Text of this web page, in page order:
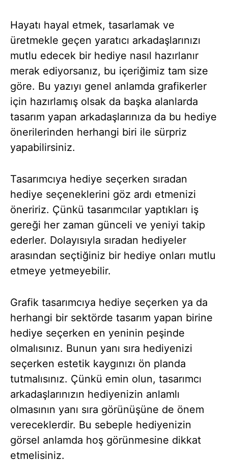
Hayatı hayal etmek, tasarlamak ve
üretmekle geçen yaratıcı arkadaşlarınızı
mutlu edecek bir hediye nasıl hazırlanır
merak ediyorsanız, bu içeriğimiz tam size
göre. Bu yazıyı genel anlamda grafikerler
için hazırlamış olsak da başka alanlarda
tasarım yapan arkadaşlarınıza da bu hediye
önerilerinden herhangi biri ile sürpriz
yapabilirsiniz.
Tasarımcıya hediye seçerken sıradan
hediye seçeneklerini göz ardı etmenizi
öneririz. Çünkü tasarımcılar yaptıkları iş
gereği her zaman günceli ve yeniyi takip
ederler. Dolayısıyla sıradan hediyeler
arasından seçtiğiniz bir hediye onları mutlu
etmeye yetmeyebilir.
Grafik tasarımcıya hediye seçerken ya da
herhangi bir sektörde tasarım yapan birine
hediye seçerken en yeninin peşinde
olmalısınız. Bunun yanı sıra hediyenizi
seçerken estetik kaygınızı ön planda
tutmalısınız. Çünkü emin olun, tasarımcı
arkadaşlarınızın hediyenizin anlamlı
olmasının yanı sıra görünüşüne de önem
vereceklerdir. Bu sebeple hediyenizin
görsel anlamda hoş görünmesine dikkat
etmelisiniz.